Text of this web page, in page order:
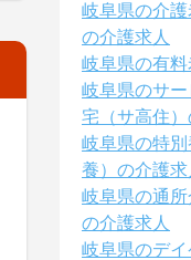
岐阜県の介護
の介護求人
岐阜県の有
岐阜県のサ
宅（サ高住）
岐阜県の特
養）の介護求
岐阜県の通所
の介護求人
岐阜県のデ